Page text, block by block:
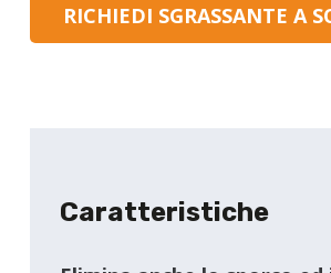
RICHIEDI SGRASSANTE A
Caratteristiche